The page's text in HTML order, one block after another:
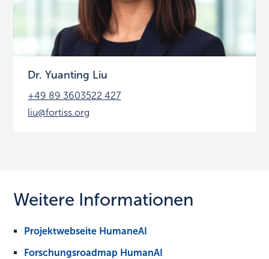
Dr. Yuanting Liu
+49 89 3603522 427
liu@fortiss.org
Weitere Informationen
Projektwebseite HumaneAI
Forschungsroadmap HumanAI